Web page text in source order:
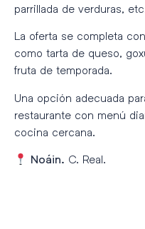
parrillada de verduras,
La oferta se completa
como tarta de queso,
fruta de temporada.
Una opción adecuada
restaurante con menú
cocina cercana.
Noáin. C. Real.